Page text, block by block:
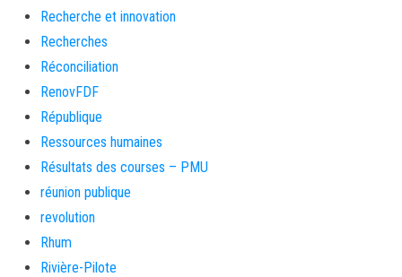
Recherche et innovation
Recherches
Réconciliation
RenovFDF
République
Ressources humaines
Résultats des courses – PMU
réunion publique
revolution
Rhum
Rivière-Pilote